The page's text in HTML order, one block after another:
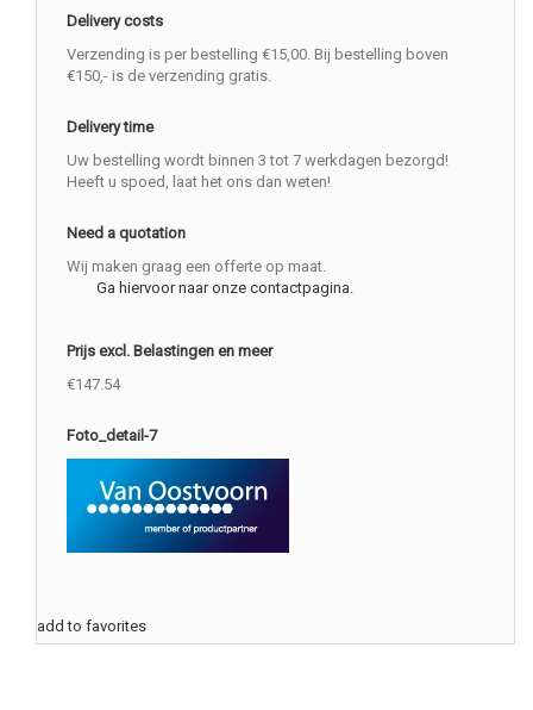
Delivery costs
Verzending is per bestelling €15,00. Bij bestelling boven
€150,- is de verzending gratis.
Delivery time
Uw bestelling wordt binnen 3 tot 7 werkdagen bezorgd!
Heeft u spoed, laat het ons dan weten!
Need a quotation
Wij maken graag een offerte op maat.
Ga hiervoor naar onze contactpagina.
Prijs excl. Belastingen en meer
€147.54
Foto_detail-7
add to favorites